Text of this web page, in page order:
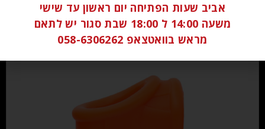
אביב שעות הפתיחה יום ראשון עד שישי
משעה 14:00 ל 18:00 שבת סגור יש לתאם
מראש בוואטצאפ 058-6306262